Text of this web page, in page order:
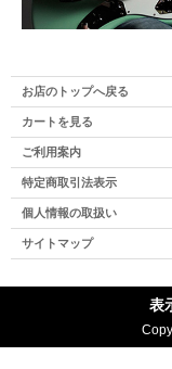
お店のトップへ戻る
カートを見る
ご利用案内
特定商取引法表示
個人情報の取扱い
サイトマップ
表